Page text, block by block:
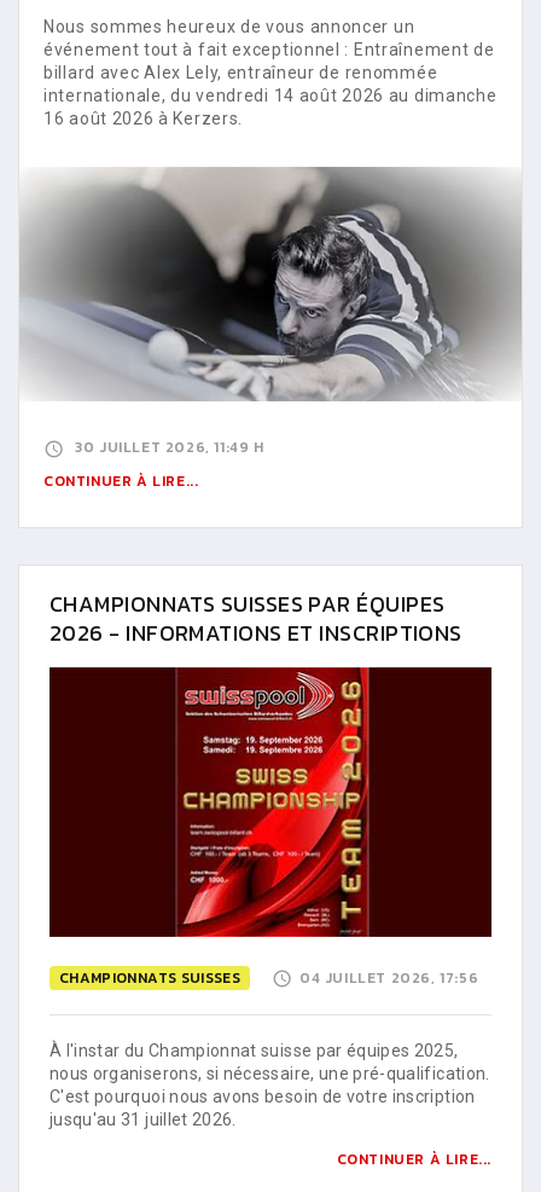
Nous sommes heureux de vous annoncer un
événement tout à fait exceptionnel : Entraînement de
billard avec Alex Lely, entraîneur de renommée
internationale, du vendredi 14 août 2026 au dimanche
16 août 2026 à Kerzers.
30 JUILLET 2026, 11:49 H
CONTINUER À LIRE...
CHAMPIONNATS SUISSES PAR ÉQUIPES
2026 - INFORMATIONS ET INSCRIPTIONS
CHAMPIONNATS SUISSES 04 JUILLET 2026, 17:56
À l'instar du Championnat suisse par équipes 2025,
nous organiserons, si nécessaire, une pré-qualification.
C'est pourquoi nous avons besoin de votre inscription
jusqu'au 31 juillet 2026.
CONTINUER À LIRE...